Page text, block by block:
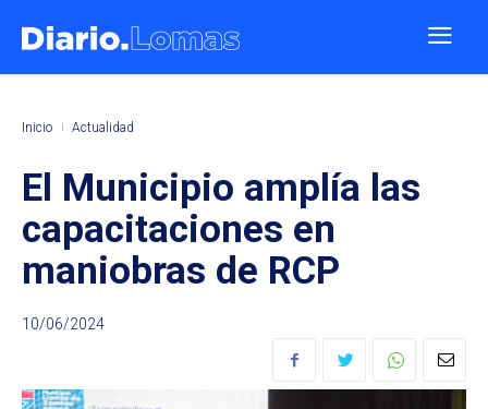
Inicio Actualidad
El Municipio amplía las
capacitaciones en
maniobras de RCP
10/06/2024